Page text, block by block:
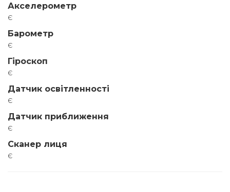
Акселерометр
є
Барометр
є
Гіроскоп
є
Датчик освітленності
є
Датчик приближення
є
Сканер лиця
є